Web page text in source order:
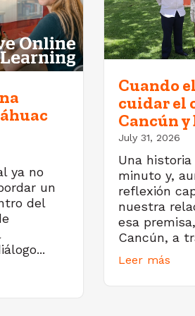
ya no
un
del
Cuando
cuidar el
Cancún
July 31, 2026
Una
minuto y,
reflexión
nuestra
esa
Cancún, a
Leer más